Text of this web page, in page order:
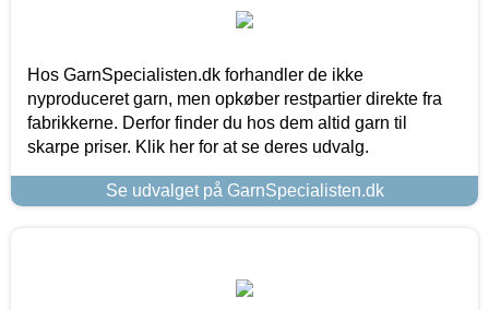
Hos GarnSpecialisten.dk forhandler de ikke
nyproduceret garn, men opkøber restpartier direkte fra
fabrikkerne. Derfor finder du hos dem altid garn til
skarpe priser. Klik her for at se deres udvalg.
Se udvalget på GarnSpecialisten.dk